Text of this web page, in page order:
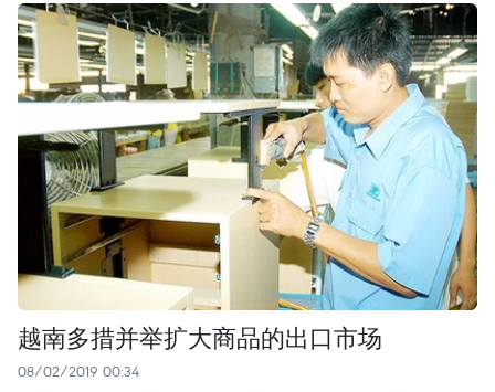
越南多措并举扩大商品的出口市场
08/02/2019 00:34